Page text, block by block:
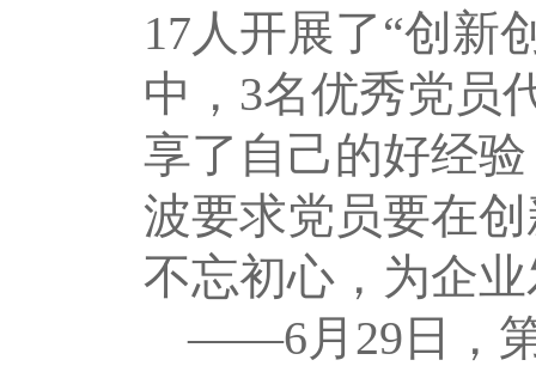
17人开展了“创
中，3名优秀党员
享了自己的好经
波要求党员要在
不忘初心，为企
――6月29日，